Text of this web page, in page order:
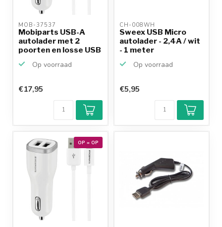
MOB-37537
Mobiparts USB-A
autolader met 2
poorten en losse USB
Op voorraad
€17,95
CH-008WH
Sweex USB Micro
autolader - 2,4A / wit
- 1 meter
Op voorraad
9,2/10
Achteraf
betalen mogelijk
€5,95
OP = OP